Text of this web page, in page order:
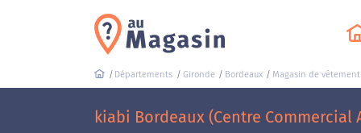
Départements Gironde Bordeaux Magasin de vêtement
kiabi Bordeaux (Centre Commercial